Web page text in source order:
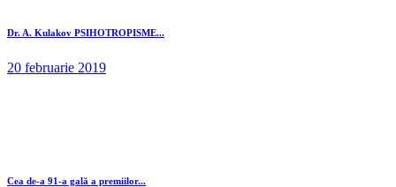
Dr. A. Kulakov PSIHOTROPISME...
20 februarie 2019
Cea de-a 91-a gală a premiilor...